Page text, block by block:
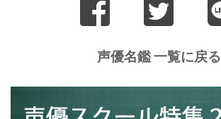
声優名鑑 一覧に戻る